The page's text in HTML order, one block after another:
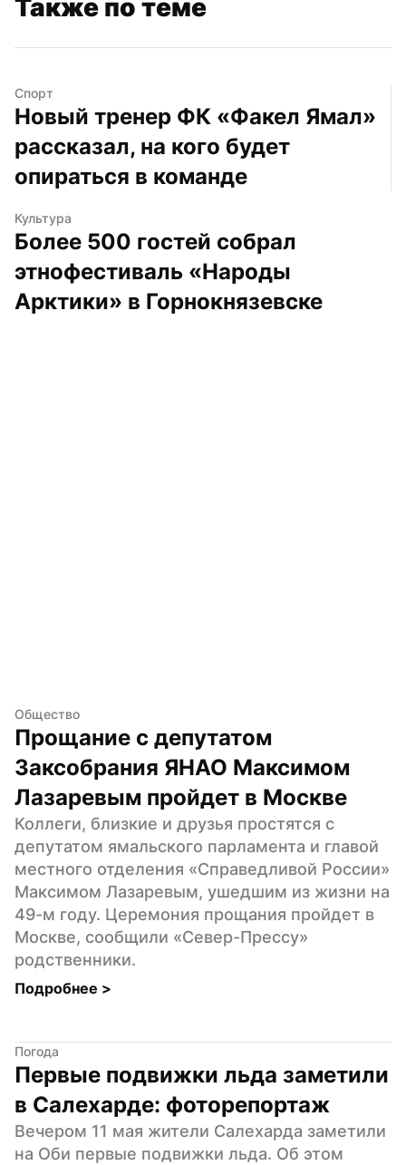
Также по теме
Спорт
Новый тренер ФК «Факел Ямал»
рассказал, на кого будет
опираться в команде
Культура
Более 500 гостей собрал
этнофестиваль «Народы
Арктики» в Горнокнязевске
Общество
Прощание с депутатом
Заксобрания ЯНАО Максимом
Лазаревым пройдет в Москве
Коллеги, близкие и друзья простятся с
депутатом ямальского парламента и главой
местного отделения «Справедливой России»
Максимом Лазаревым, ушедшим из жизни на
49-м году. Церемония прощания пройдет в
Москве, сообщили «Север-Прессу»
родственники.
Подробнее >
Погода
Первые подвижки льда заметили
в Салехарде: фоторепортаж
Вечером 11 мая жители Салехарда заметили
на Оби первые подвижки льда. Об этом